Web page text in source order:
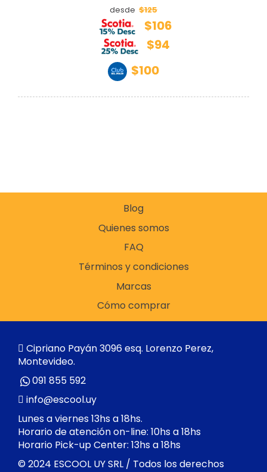
desde $125
$106
$94
$100
Blog
Quienes somos
FAQ
Términos y condiciones
Marcas
Cómo comprar
Cipriano Payán 3096 esq. Lorenzo Perez,
Montevideo.
091 855 592
info@escool.uy
Lunes a viernes 13hs a 18hs.
Horario de atención on-line: 10hs a 18hs
Horario Pick-up Center: 13hs a 18hs
© 2024 ESCOOL UY SRL / Todos los derechos